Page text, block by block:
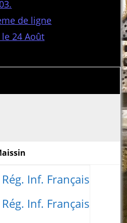
de ligne
24 Août
Inf. Français
Inf. Français